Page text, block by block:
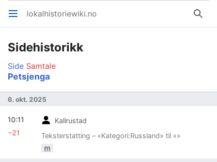
Åpne hovedmenyen lokalhistoriewiki.no Søk
Sidehistorikk
Side Samtale
Petsjenga
6. okt. 2025
Kallrustad
Teksterstatting – «Kategori:Russland» til «»
m
10:11
−21